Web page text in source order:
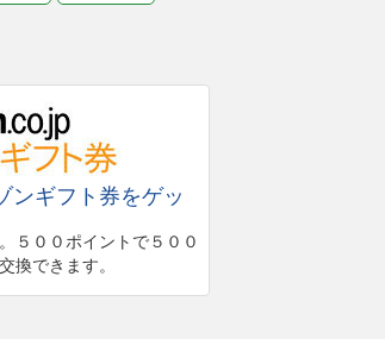
ンギフト券をゲッ
５００ポイントで５００
換できます。